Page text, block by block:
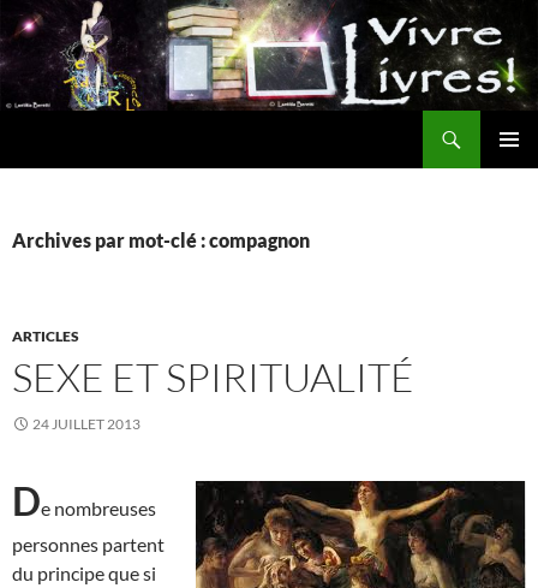
Aller
au
contenu
Archives par mot-clé : compagnon
ARTICLES
SEXE ET SPIRITUALITÉ
24 JUILLET 2013
De nombreuses
personnes partent
du principe que si